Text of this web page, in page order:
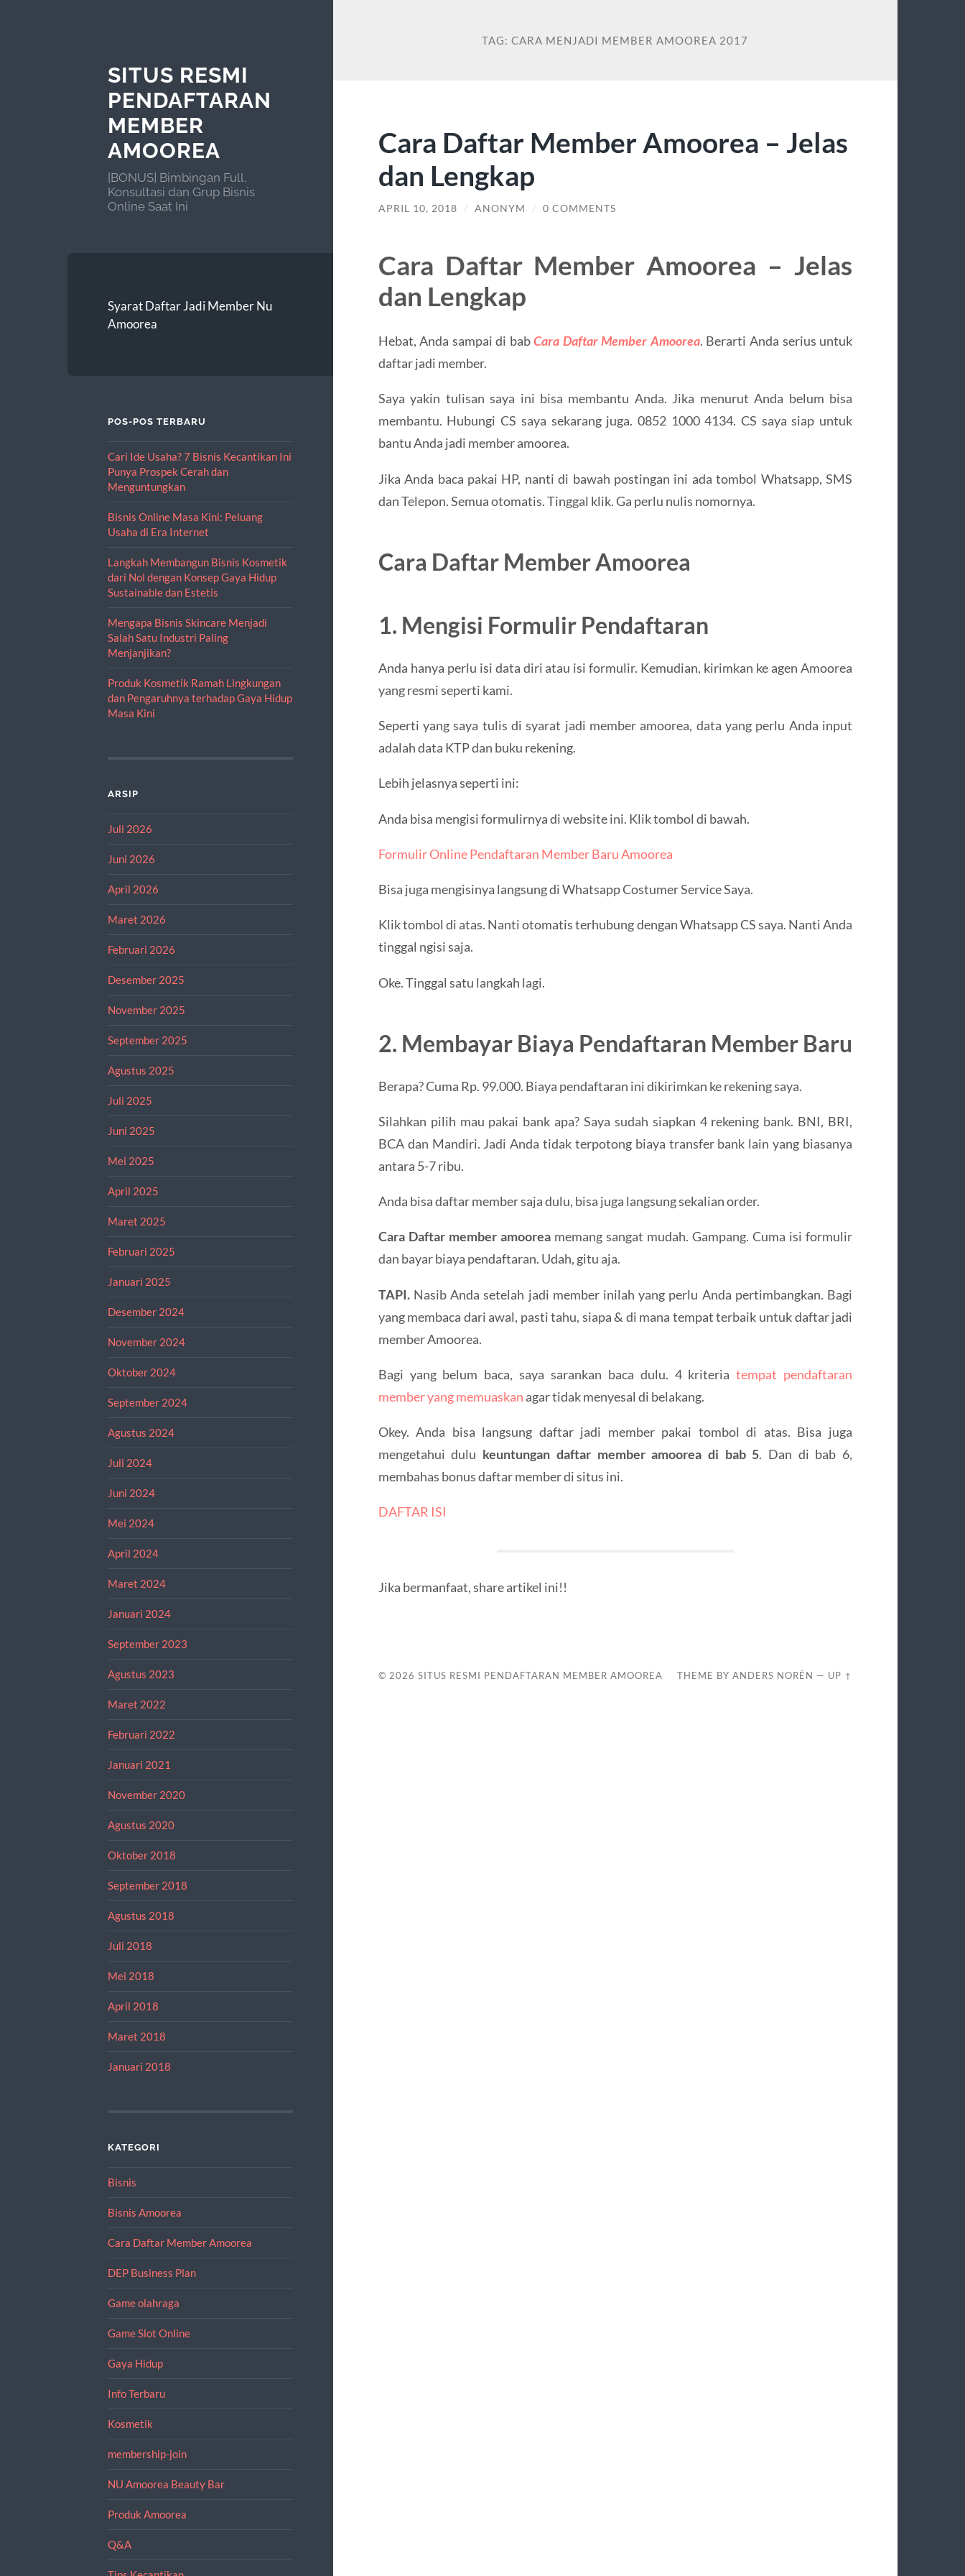
SITUS RESMI
PENDAFTARAN
MEMBER
AMOOREA
[BONUS] Bimbingan Full,
Konsultasi dan Grup Bisnis
Online Saat Ini
Syarat Daftar Jadi Member Nu
Amoorea
POS-POS TERBARU
Cari Ide Usaha? 7 Bisnis Kecantikan Ini
Punya Prospek Cerah dan
Menguntungkan
Bisnis Online Masa Kini: Peluang
Usaha di Era Internet
Langkah Membangun Bisnis Kosmetik
dari Nol dengan Konsep Gaya Hidup
Sustainable dan Estetis
Mengapa Bisnis Skincare Menjadi
Salah Satu Industri Paling
Menjanjikan?
Produk Kosmetik Ramah Lingkungan
dan Pengaruhnya terhadap Gaya Hidup
Masa Kini
ARSIP
Juli 2026
Juni 2026
April 2026
Maret 2026
Februari 2026
Desember 2025
November 2025
September 2025
Agustus 2025
Juli 2025
Juni 2025
Mei 2025
April 2025
Maret 2025
Februari 2025
Januari 2025
Desember 2024
November 2024
Oktober 2024
September 2024
Agustus 2024
Juli 2024
Juni 2024
Mei 2024
April 2024
Maret 2024
Januari 2024
September 2023
Agustus 2023
Maret 2022
Februari 2022
Januari 2021
November 2020
Agustus 2020
Oktober 2018
September 2018
Agustus 2018
Juli 2018
Mei 2018
April 2018
Maret 2018
Januari 2018
KATEGORI
Bisnis
Bisnis Amoorea
Cara Daftar Member Amoorea
DEP Business Plan
Game olahraga
Game Slot Online
Gaya Hidup
Info Terbaru
Kosmetik
membership-join
NU Amoorea Beauty Bar
Produk Amoorea
Q&A
TAG:CARA MENJADI MEMBER AMOOREA 2017
Cara Daftar Member Amoorea – Jelas
dan Lengkap
APRIL 10, 2018 / ANONYM / 0 COMMENTS
Cara Daftar Member Amoorea – Jelas
dan Lengkap
Hebat, Anda sampai di babCara Daftar Member Amoorea. Berarti Anda serius untuk
daftar jadi member.
Saya yakin tulisan saya ini bisa membantu Anda. Jika menurut Anda belum bisa
membantu. Hubungi CS saya sekarang juga. 0852 1000 4134. CS saya siap untuk
bantu Anda jadi member amoorea.
Jika Anda baca pakai HP, nanti di bawah postingan ini ada tombol Whatsapp, SMS
dan Telepon. Semua otomatis. Tinggal klik. Ga perlu nulis nomornya.
Cara Daftar Member Amoorea
1. Mengisi Formulir Pendaftaran
Anda hanya perlu isi data diri atau isi formulir. Kemudian, kirimkan ke agen Amoorea
yang resmi seperti kami.
Seperti yang saya tulis di syarat jadi member amoorea, data yang perlu Anda input
adalah data KTP dan buku rekening.
Lebih jelasnya seperti ini:
Anda bisa mengisi formulirnya di website ini. Klik tombol di bawah.
Formulir Online Pendaftaran Member Baru Amoorea
Bisa juga mengisinya langsung di Whatsapp Costumer Service Saya.
Klik tombol di atas. Nanti otomatis terhubung dengan Whatsapp CS saya. Nanti Anda
tinggal ngisi saja.
Oke. Tinggal satu langkah lagi.
2. Membayar Biaya Pendaftaran Member Baru
Berapa? Cuma Rp. 99.000. Biaya pendaftaran ini dikirimkan ke rekening saya.
Silahkan pilih mau pakai bank apa? Saya sudah siapkan 4 rekening bank. BNI, BRI,
BCA dan Mandiri. Jadi Anda tidak terpotong biaya transfer bank lain yang biasanya
antara 5-7 ribu.
Anda bisa daftar member saja dulu, bisa juga langsung sekalian order.
Cara Daftar member amooreamemang sangat mudah. Gampang. Cuma isi formulir
dan bayar biaya pendaftaran. Udah, gitu aja.
TAPI.Nasib Anda setelah jadi member inilah yang perlu Anda pertimbangkan. Bagi
yang membaca dari awal, pasti tahu, siapa & di mana tempat terbaik untuk daftar jadi
member Amoorea.
Bagi yang belum baca, saya sarankan baca dulu. 4 kriteriatempat pendaftaran
member yang memuaskan agar tidak menyesal di belakang.
Okey. Anda bisa langsung daftar jadi member pakai tombol di atas. Bisa juga
mengetahui dulu keuntungan daftar member amoorea di bab 5. Dan di bab 6,
membahas bonus daftar member di situs ini.
DAFTAR ISI
Jika bermanfaat, share artikel ini!!
© 2026 SITUS RESMI PENDAFTARAN MEMBER AMOOREA THEME BYANDERS NORÉN — UP ↑